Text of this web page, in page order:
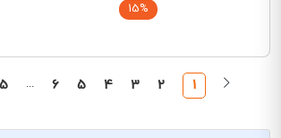
15%
1
2
3
4
5
6
...